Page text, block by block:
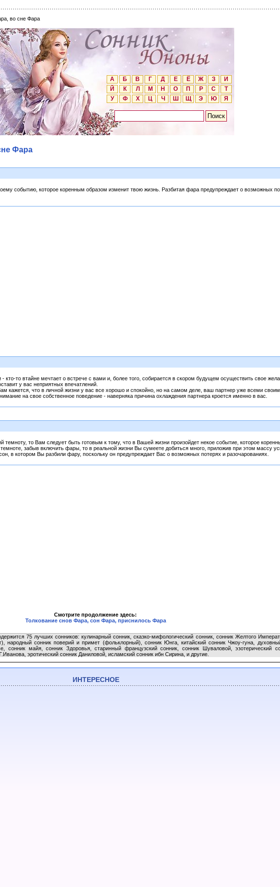
во сне Фара
А Б В Г Д Е Ё Ж З
И
Й
К Л М Н О П Р С
Т
У
Ф Х Ц Ч Ш Щ Э Ю Я
Фара
событию, которое коренным образом изменит твою жизнь. Разбитая фара предупреждает о возможных
то втайне мечтает о встрече с вами и, более того, собирается в скором будущем осуществить свое
у вас неприятных впечатлений.
кажется, что в личной жизни у вас все хорошо и спокойно, но на самом деле, ваш партнер уже всеми
на свое собственное поведение - наверняка причина охлаждения партнера кроется именно в вас.
то Вам следует быть готовым к тому, что в Вашей жизни произойдет некое событие, которое
забыв включить фары, то в реальной жизни Вы сумеете добиться много, приложив при этом массу
в котором Вы разбили фару, поскольку он предупреждает Вас о возможных потерях и разочарованиях.
Смотрите продолжение здесь:
Толкование снов Фара, сон Фара, приснилось Фара
75 лучших сонников: кулинарный сонник, сказко-мифологический сонник, сонник Желтого
народный сонник поверий и примет (фольклорный), сонник Юнга, китайский сонник Чжоу-гуна,
сонник майя, сонник Здоровья, старинный французский сонник, сонник Шуваловой, эзотерический
эротический сонник Даниловой, исламский сонник ибн Сирина, и другие.
ИНТЕРЕСНОЕ